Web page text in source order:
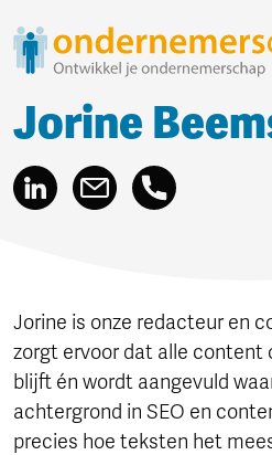
Jorine
Jorine is onze redacteur en
zorgt ervoor dat alle content
blijft én wordt aangevuld
achtergrond in SEO en
precies hoe teksten het